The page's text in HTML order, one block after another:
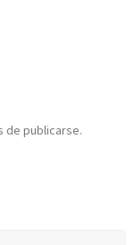
de publicarse.